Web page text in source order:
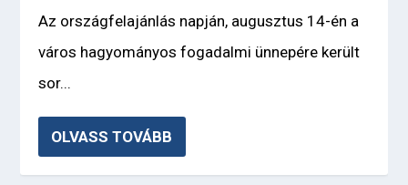
Az országfelajánlás napján, augusztus 14-én a
város hagyományos fogadalmi ünnepére került
sor...
OLVASS TOVÁBB